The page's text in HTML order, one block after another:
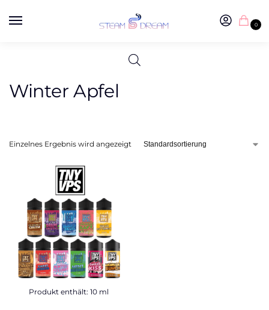
0
Winter Apfel
Einzelnes Ergebnis wird angezeigt
Produkt enthält: 10 ml